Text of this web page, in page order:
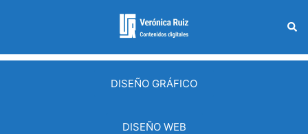
DISEÑO GRÁFICO
DISEÑO WEB